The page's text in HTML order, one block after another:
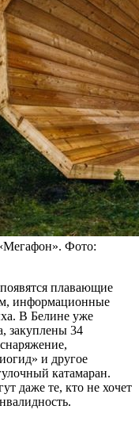
Фото:
плавающие
информационные
В Белине уже
закуплены 34
и другое
катамаран.
даже те, кто не хочет